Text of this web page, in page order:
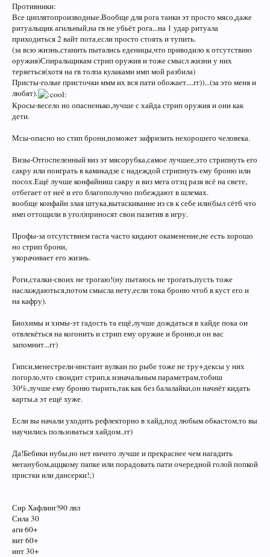
Противники:
Все циплятопроизводные.Вообще для рога танки эт просто мясо,даже
ритуальщик агильный,на гв не убьёт рога...на 1 удар ритуала
приходиться 2 вайт пота,если просто стоять и тупить.
(за всю жизнь,станить пытались еденицы,что приводило к отсутствию
оружия)Спиральщикам стрип оружия и тоже смысл жизни у них
теряеться(хотя на гв толпа кулаками имп мой разбила)
Присты-голые присточки ммм их вся пати обожает....гг))...(за это меня и
любят).
Кросы-весело но опасненько,лучше с хайда стрип оружия и они как
дети.
Мсы-опасно но стип брони,поможет зафризить нехорошего человека.
Визы-Отгоспеленный виз эт мясорубка,самое лучшее,это стрипнуть его
сакру или поиграть в камикадзе с надеждой стрипнуть ему броню или
посох.Ещё лучше конфайниш сакру и виз мега отэц разя всё на свете,
отбегает от неё и его благополучно побеждают в шлемах.
вообще конфайн злая штука,вытаскивание из св к себе или(был сётб что
имп оттощили в угол)приносят свои пазитив в игру.
Профы-за отсутствием гаста часто кидают окаменение,не есть хорошо
но стрип брони,
укорачивает его жизнь.
Роги,сталки-своих не трогаю!(ну пытаюсь не трогать,пусть тоже
наслаждаються,потом смысла нету,если тока броню чтоб в куст его и
на кафру).
Биохимы и химы-эт гадость та ещё,лучше дождаться в хайде пока он
отвлекёться на когонить и стрип ему оружие и броню,и он вас
запомнит...гг)
Гипси,менестрели-инстант вулкан по рыбе тоже не тру+дексы у них
погорло,что своидит стрип,к изначальным параметрам,тобиш
30%,лучше ему броню тырить,так как без балалайки,он начнёт кидать
карты,а эт ещё хуже.
Если вы начали уходить рефлекторно в хайд,под любым обкастом,то вы
научились пользоваться хайдом..гг)
Да!Бебики нубы,но нет ничего лучше и прекраснее чем нагадить
меганубом,аццкому папке или порадовать пати очередной голой попкой
пристки или дансерки!;)
Сир Хафлинг!90 лвл
Сила 30
аги 60+
вит 60+
инт 30+